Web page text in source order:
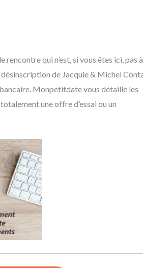
qui n’est, si vous êtes ici, pas à
de Jacquie & Michel
Monpetitdate vous détaille les
une offre d’essai ou un